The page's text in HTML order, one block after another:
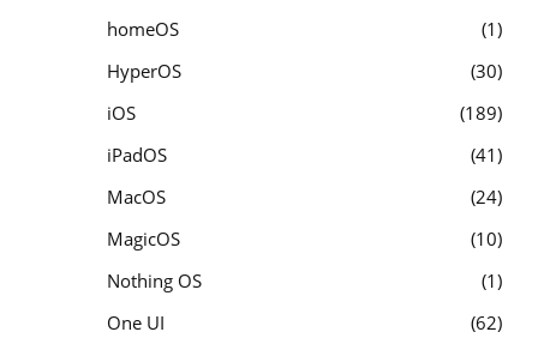
homeOS
1
HyperOS
30
iOS
189
iPadOS
41
MacOS
24
MagicOS
10
Nothing OS
1
One UI
62